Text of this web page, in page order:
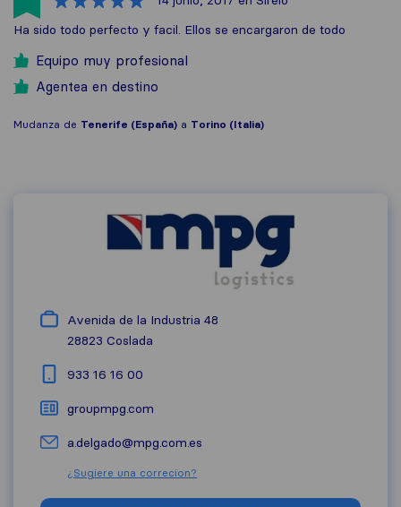
Ha sido todo perfecto y facil. Ellos se encargaron de todo
Equipo muy profesional
Agentea en destino
Mudanza de Tenerife (España) a Torino (Italia)
Avenida de la Industria 48
28823 Coslada
933 16 16 00
groupmpg.com
a.delgado@mpg.com.es
¿Sugiere una correcion?